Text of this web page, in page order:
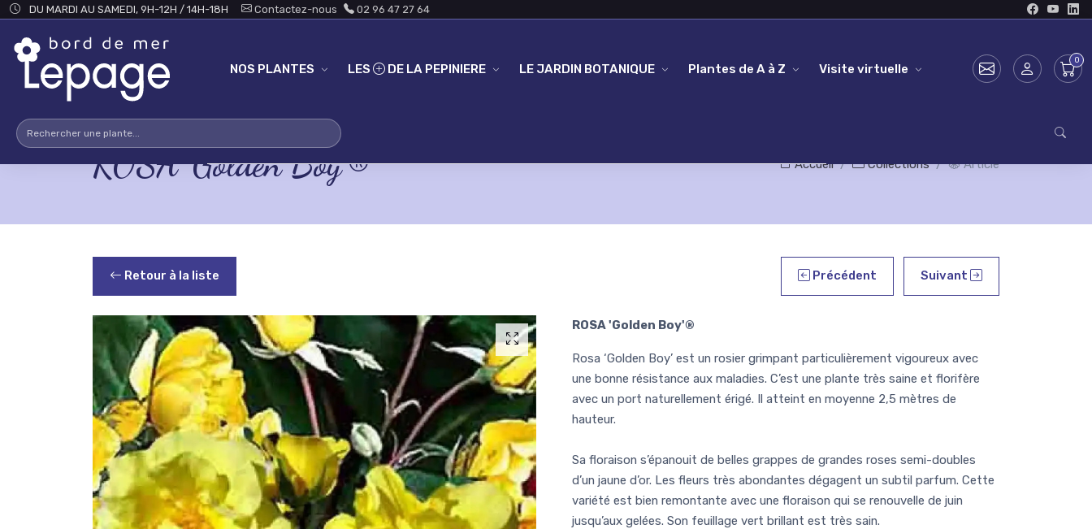
Skip to main content
DU MARDI AU SAMEDI, 9H-12H / 14H-18H Contactez-nous 02 96 47 27 64
NOS PLANTES LES DE LA PEPINIERE LE JARDIN BOTANIQUE Plantes de A à Z Visite virtuelle
ROSA 'Golden Boy'® Accueil Collections Article
Retour à la liste Précédent Suivant
ROSA 'Golden Boy'®
Rosa ‘Golden Boy’ est un rosier grimpant particulièrement vigoureux avec
une bonne résistance aux maladies. C’est une plante très saine et florifère
avec un port naturellement érigé. Il atteint en moyenne 2,5 mètres de
hauteur.
Sa floraison s’épanouit de belles grappes de grandes roses semi-doubles
d’un jaune d’or. Les fleurs très abondantes dégagent un subtil parfum. Cette
variété est bien remontante avec une floraison qui se renouvelle de juin
jusqu’aux gelées. Son feuillage vert brillant est très sain.